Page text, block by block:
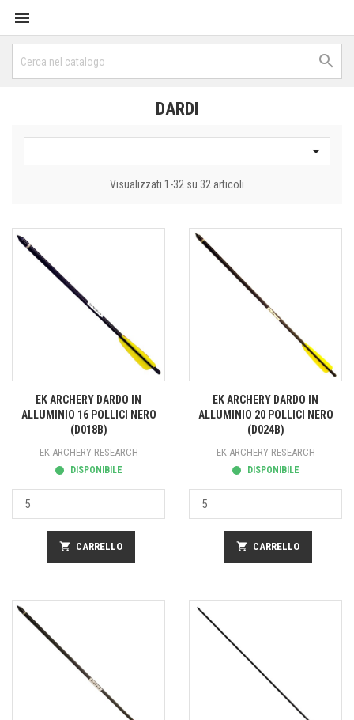


DARDI

Visualizzati 1-32 su 32 articoli
EK ARCHERY DARDO IN
ALLUMINIO 16 POLLICI NERO
(D018B)
EK ARCHERY RESEARCH
DISPONIBILE
shopping_cart CARRELLO
EK ARCHERY DARDO IN
ALLUMINIO 20 POLLICI NERO
(D024B)
EK ARCHERY RESEARCH
DISPONIBILE
shopping_cart CARRELLO